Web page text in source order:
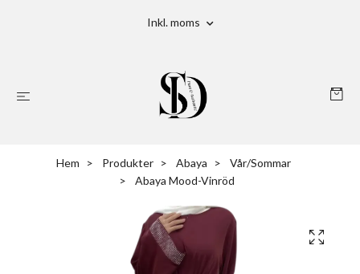
Inkl. moms
Hem Produkter Abaya
Vår/Sommar
Abaya Mood-Vinröd